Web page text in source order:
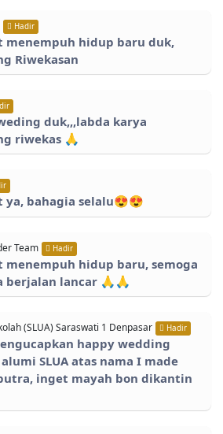
Hadir
menempuh hidup baru duk,
Riwekasan
duk,,,labda karya
riwekas 🙏
ya, bahagia selalu😍😍
Team Hadir
menempuh hidup baru, semoga
berjalan lancar 🙏🙏
(SLUA) Saraswati 1 Denpasar Hadir
happy wedding
SLUA atas nama I made
inget mayah bon dikantin